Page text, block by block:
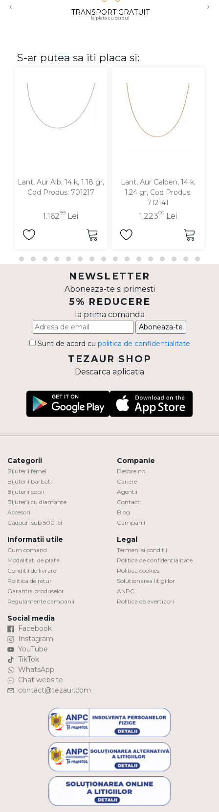
18K
Cu pietre
Diamante
‹ TRANSPORT GRATUIT
la plata cu cardul
›
S-ar putea sa iti placa si:
Lant, Aur Alb, 14 k, 1.18 gr,
Cod Produs: 701217
1.16299 Lei
Lant, Aur Galben, 14 k,
1.24 gr, Cod Produs:
712141
1.22300Lei
NEWSLETTER
Aboneaza-te si primesti
5% REDUCERE
la prima comanda
Aboneaza-te
Sunt de acord cu politica de confidentialitate
TEZAUR SHOP
Descarca aplicatia
Categorii
Bijuterii femei
Bijuterii barbati
Bijuterii copii
Bijuterii cu diamante
Accesorii
Cadouri sub 500 lei
Companie
Despre noi
Cariere
Agentii
Contact
Blog
Campanii
Informatii utile
Cum comand
Modalitati de plata
Conditii de livrare
Politica de retur
Garantia produselor
Regulamente campanii
Legal
Termeni si conditii
Politica de confidentialitate
Politica cookies
Solutionarea litigiilor
ANPC
Politica de avertizori
Social media
Facebook
Instagram
YouTube
TikTok
WhatsApp
Chat website
contact@tezaur.com